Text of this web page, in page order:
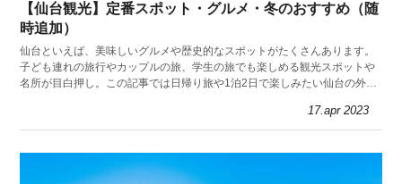
【仙台観光】定番スポット・グルメ・冬のおすすめ（随
時追加）
仙台といえば、美味しいグルメや歴史的なスポットがたくさんあります。
子ども連れの旅行やカップルの旅、学生の旅でも楽しめる観光スポットや
名所が目白押し。この記事では日帰り旅や1泊2日で楽しみたい仙台の外せ
17.apr 2023